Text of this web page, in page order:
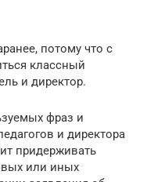
потому что с
классный
и директор.
фраз и
и директора
придерживать
или иных